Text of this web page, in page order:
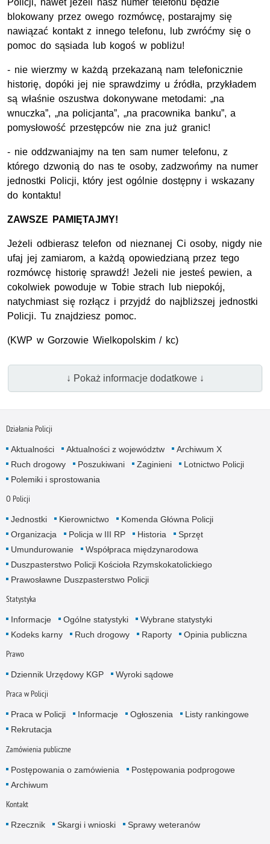
Policji, nawet jeżeli nasz numer telefonu będzie
blokowany przez owego rozmówcę, postarajmy się
nawiązać kontakt z innego telefonu, lub zwróćmy się o
pomoc do sąsiada lub kogoś w pobliżu!
- nie wierzmy w każdą przekazaną nam telefonicznie
historię, dopóki jej nie sprawdzimy u źródła, przykładem
są właśnie oszustwa dokonywane metodami: „na
wnuczka”, „na policjanta”, „na pracownika banku”, a
pomysłowość przestępców nie zna już granic!
- nie oddzwaniajmy na ten sam numer telefonu, z
którego dzwonią do nas te osoby, zadzwońmy na numer
jednostki Policji, który jest ogólnie dostępny i wskazany
do kontaktu!
ZAWSZE PAMIĘTAJMY!
Jeżeli odbierasz telefon od nieznanej Ci osoby, nigdy nie
ufaj jej zamiarom, a każdą opowiedzianą przez tego
rozmówcę historię sprawdź! Jeżeli nie jesteś pewien, a
cokolwiek powoduje w Tobie strach lub niepokój,
natychmiast się rozłącz i przyjdź do najbliższej jednostki
Policji. Tu znajdziesz pomoc.
(KWP w Gorzowie Wielkopolskim / kc)
↓ Pokaż informacje dodatkowe ↓
Działania Policji
Aktualności Aktualności z województw
Archiwum X
Ruch drogowy
Poszukiwani Zaginieni
Lotnictwo Policji
Polemiki i sprostowania
O Policji
Jednostki Kierownictwo
Komenda Główna Policji
Organizacja
Policja w III RP Historia
Sprzęt
Umundurowanie
Współpraca międzynarodowa
Duszpasterstwo Policji Kościoła Rzymskokatolickiego
Prawosławne Duszpasterstwo Policji
Statystyka
Informacje Ogólne statystyki
Wybrane statystyki
Kodeks karny
Ruch drogowy Raporty Opinia publiczna
Prawo
Dziennik Urzędowy KGP Wyroki sądowe
Praca w Policji
Praca w Policji Informacje Ogłoszenia
Listy rankingowe
Rekrutacja
Zamówienia publiczne
Postępowania o zamówienia
Postępowania podprogowe
Archiwum
Kontakt
Rzecznik Skargi i wnioski Sprawy weteranów